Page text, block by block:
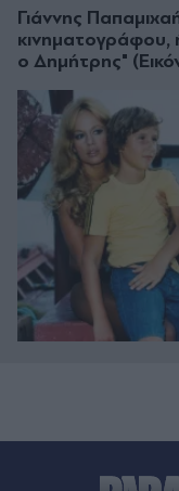
Γιάννης
κινηματογράφου,
ο Δημήτρης"
πυρκαγιές (Βίντεο)